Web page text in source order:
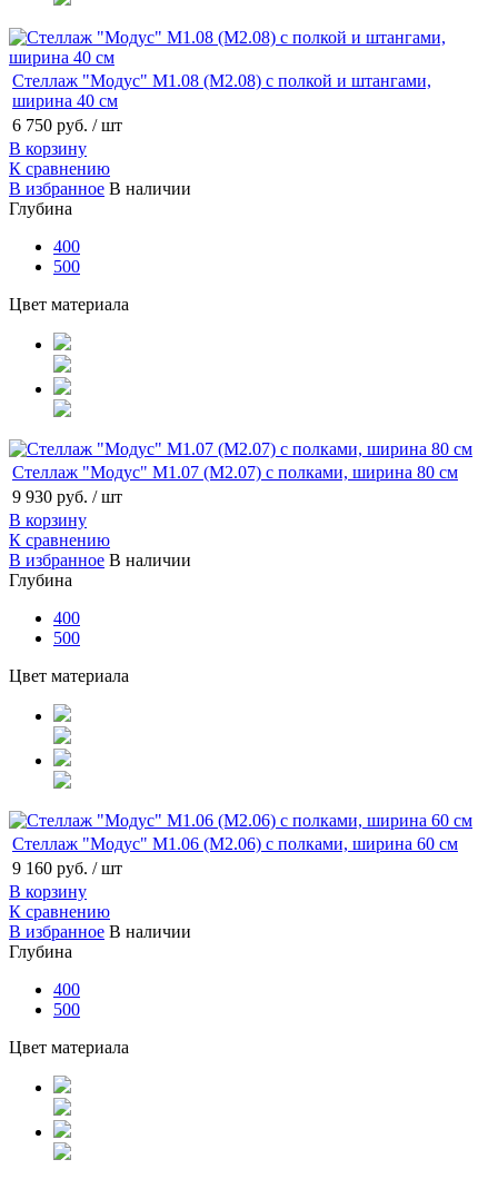
Стеллаж "Модус" М1.08 (М2.08) с полкой и штангами,
ширина 40 см
6 750 руб. / шт
В корзину
К сравнению
В избранное В наличии
Глубина
400
500
Цвет материала
Стеллаж "Модус" М1.07 (М2.07) с полками, ширина 80 см
9 930 руб. / шт
В корзину
К сравнению
В избранное В наличии
Глубина
400
500
Цвет материала
Стеллаж "Модус" М1.06 (М2.06) с полками, ширина 60 см
9 160 руб. / шт
В корзину
К сравнению
В избранное В наличии
Глубина
400
500
Цвет материала